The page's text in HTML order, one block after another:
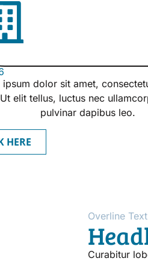
ipsum dolor sit amet,
elit tellus, luctus nec
pulvinar dapibus leo.
HERE
Overline
Curabitur